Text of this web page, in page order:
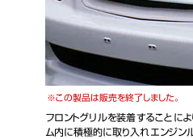
この製品は販売を終了しました。
フロントグリルを装着することに
ム内に積極的に取り入れエンジン